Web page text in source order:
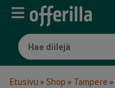
Etusivu » Shop » Tampere »